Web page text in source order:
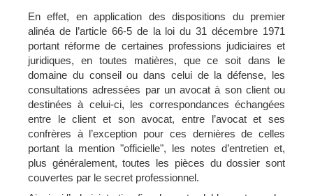
En effet, en application des dispositions du premier
alinéa de l’article 66-5 de la loi du 31 décembre 1971
portant réforme de certaines professions judiciaires et
juridiques, en toutes matières, que ce soit dans le
domaine du conseil ou dans celui de la défense, les
consultations adressées par un avocat à son client ou
destinées à celui-ci, les correspondances échangées
entre le client et son avocat, entre l’avocat et ses
confrères à l’exception pour ces dernières de celles
portant la mention "officielle", les notes d’entretien et,
plus généralement, toutes les pièces du dossier sont
couvertes par le secret professionnel.